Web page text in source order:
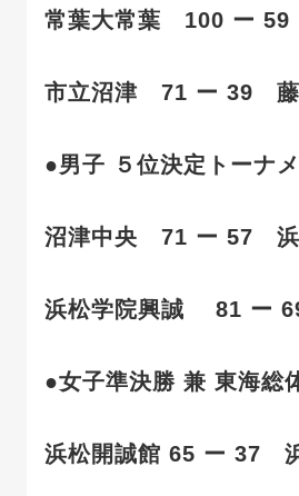
常葉大常葉 100 ー
市立沼津 71 ー 39 藤
●男子 ５位決定トーナ
沼津中央 71 ー 57 浜
浜松学院興誠 81 ー
●女子準決勝 兼 東海総
浜松開誠館 65 ー 37